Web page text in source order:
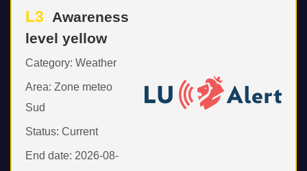
L3 Awareness
level yellow
Category: Weather
Area: Zone meteo
Sud
Status: Current
End date: 2026-08-